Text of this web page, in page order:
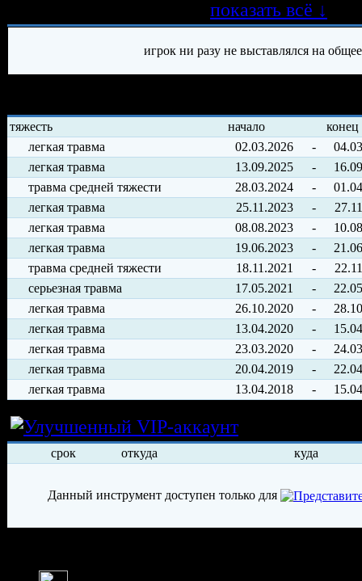
показать всё ↓
игрок ни разу не выставлялся на
тяжесть начало
конец
легкая травма
02.03.2026 -
легкая травма
13.09.2025 -
травма средней тяжести
28.03.2024 -
легкая травма
25.11.2023 -
легкая травма
08.08.2023 -
легкая травма
19.06.2023 -
травма средней тяжести
18.11.2021 -
серьезная травма
17.05.2021 -
легкая травма
26.10.2020 -
легкая травма
13.04.2020 -
легкая травма
23.03.2020 -
легкая травма
20.04.2019 -
легкая травма
13.04.2018 -
Условия
срок откуда куда
Данный инструмент доступен только для